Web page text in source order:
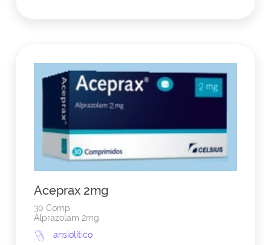
Aceprax 2mg
30 Comp
Alprazolam 2mg
ansiolítico